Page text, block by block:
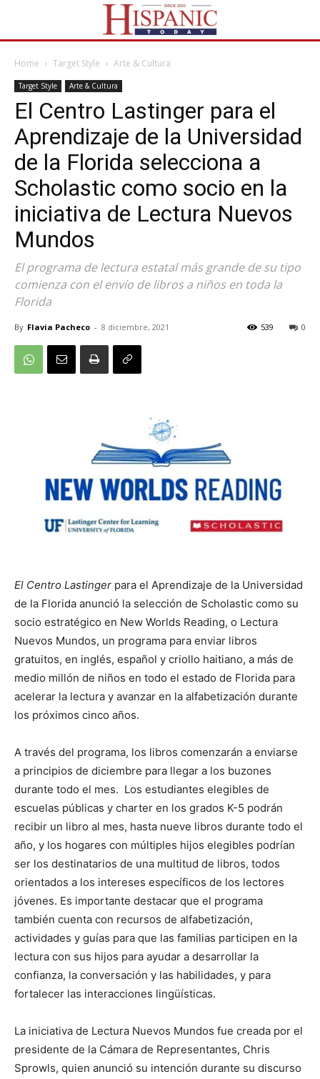
Home Target Style Arte & Cultura
Target Style Arte & Cultura
El Centro Lastinger para el
Aprendizaje de la Universidad
de la Florida selecciona a
Scholastic como socio en la
iniciativa de Lectura Nuevos
Mundos
El programa de lectura estatal más grande de su tipo
comienza con el envío de libros a niños en toda la
Florida
By Flavia Pacheco - 8 diciembre, 2021 0
539
El Centro Lastinger para el Aprendizaje de la Universidad
de la Florida anunció la selección de Scholastic como su
socio estratégico en New Worlds Reading, o Lectura
Nuevos Mundos, un programa para enviar libros
gratuitos, en inglés, español y criollo haitiano, a más de
medio millón de niños en todo el estado de Florida para
acelerar la lectura y avanzar en la alfabetización durante
los próximos cinco años.
A través del programa, los libros comenzarán a enviarse
a principios de diciembre para llegar a los buzones
durante todo el mes. Los estudiantes elegibles de
escuelas públicas y charter en los grados K-5 podrán
recibir un libro al mes, hasta nueve libros durante todo el
año, y los hogares con múltiples hijos elegibles podrían
ser los destinatarios de una multitud de libros, todos
orientados a los intereses específicos de los lectores
jóvenes. Es importante destacar que el programa
también cuenta con recursos de alfabetización,
actividades y guías para que las familias participen en la
lectura con sus hijos para ayudar a desarrollar la
confianza, la conversación y las habilidades, y para
fortalecer las interacciones lingüísticas.
La iniciativa de Lectura Nuevos Mundos fue creada por el
presidente de la Cámara de Representantes, Chris
Sprowls, quien anunció su intención durante su discurso